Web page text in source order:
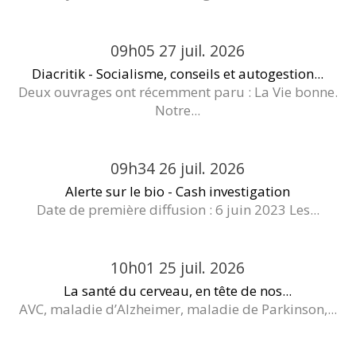
09h05 27 juil. 2026
Diacritik - Socialisme, conseils et autogestion...
Deux ouvrages ont récemment paru : La Vie bonne.
Notre...
09h34 26 juil. 2026
Alerte sur le bio - Cash investigation
Date de première diffusion : 6 juin 2023 Les...
10h01 25 juil. 2026
La santé du cerveau, en tête de nos...
AVC, maladie d’Alzheimer, maladie de Parkinson,...